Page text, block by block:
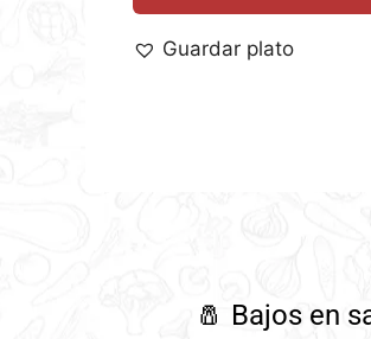
Guardar plato
🧂 Bajos en